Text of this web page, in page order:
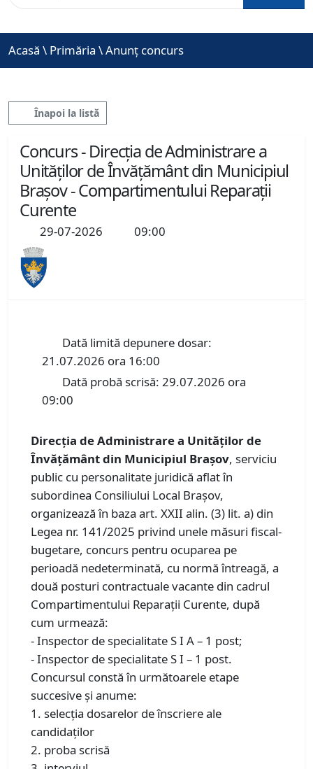
Acasă \ Primăria \Anunț concurs
Înapoi la listă
Concurs - Direcția de Administrare a
Unităților de Învățământ din Municipiul
Brașov - Compartimentului Reparații
Curente
29-07-2026 09:00
Dată limită depunere dosar:
21.07.2026 ora 16:00
Dată probă scrisă: 29.07.2026 ora
09:00
Direcția de Administrare a Unităților de
Învățământ din Municipiul Brașov, serviciu
public cu personalitate juridică aflat în
subordinea Consiliului Local Braşov,
organizează în baza art. XXII alin. (3) lit. a) din
Legea nr. 141/2025 privind unele măsuri fiscal-
bugetare, concurs pentru ocuparea pe
perioadă nedeterminată, cu normă întreagă, a
două posturi contractuale vacante din cadrul
Compartimentului Reparații Curente, după
cum urmează:
- Inspector de specialitate S I A – 1 post;
- Inspector de specialitate S I – 1 post.
Concursul constă în următoarele etape
succesive şi anume:
1. selecţia dosarelor de înscriere ale
candidaţilor
2. proba scrisă